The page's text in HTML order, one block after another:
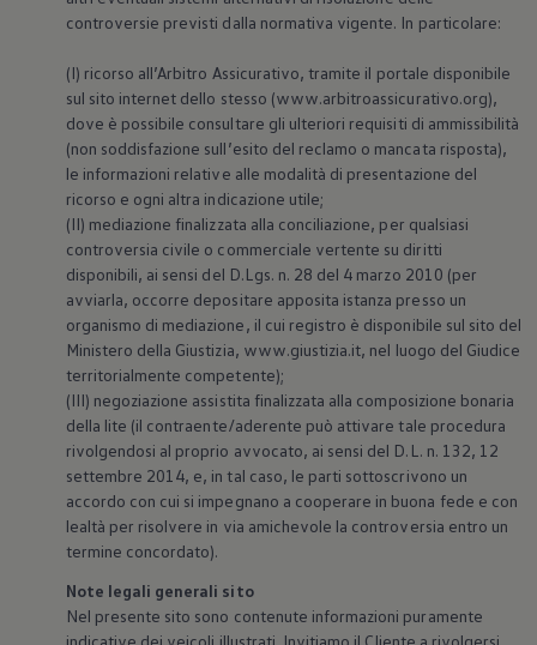
controversie previsti dalla normativa vigente. In particolare:
(I) ricorso all’Arbitro Assicurativo, tramite il portale disponibile
sul sito internet dello stesso (www.arbitroassicurativo.org),
dove è possibile consultare gli ulteriori requisiti di ammissibilità
(non soddisfazione sull’esito del reclamo o mancata risposta),
le informazioni relative alle modalità di presentazione del
ricorso e ogni altra indicazione utile;
(II) mediazione finalizzata alla conciliazione, per qualsiasi
controversia civile o commerciale vertente su diritti
disponibili, ai sensi del D.Lgs. n. 28 del 4 marzo 2010 (per
avviarla, occorre depositare apposita istanza presso un
organismo di mediazione, il cui registro è disponibile sul sito del
Ministero della Giustizia, www.giustizia.it, nel luogo del Giudice
territorialmente competente);
(III) negoziazione assistita finalizzata alla composizione bonaria
della lite (il contraente/aderente può attivare tale procedura
rivolgendosi al proprio avvocato, ai sensi del D.L. n. 132, 12
settembre 2014, e, in tal caso, le parti sottoscrivono un
accordo con cui si impegnano a cooperare in buona fede e con
lealtà per risolvere in via amichevole la controversia entro un
termine concordato).
Note legali generali sito
Nel presente sito sono contenute informazioni puramente
indicative dei veicoli illustrati. Invitiamo il Cliente a rivolgersi